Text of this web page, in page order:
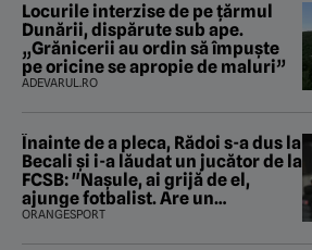
Locurile interzise de pe țărmul
Dunării, dispărute sub ape.
„Grănicerii au ordin să împuște
pe oricine se apropie de maluri”
ADEVARUL.RO
Înainte de a pleca, Rădoi s-a dus la
Becali şi i-a lăudat un jucător de la
FCSB: "Naşule, ai grijă de el,
ajunge fotbalist. Are un
parametru unde se apropie de
ORANGESPORT